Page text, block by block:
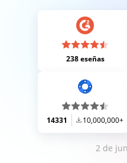
238 eseñas
14331 10,000,000+
2 de